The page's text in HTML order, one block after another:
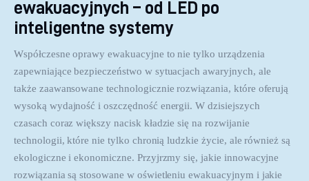
ewakuacyjnych – od LED po
inteligentne systemy
Współczesne oprawy ewakuacyjne to nie tylko urządzenia
zapewniające bezpieczeństwo w sytuacjach awaryjnych, ale
także zaawansowane technologicznie rozwiązania, które oferują
wysoką wydajność i oszczędność energii. W dzisiejszych
czasach coraz większy nacisk kładzie się na rozwijanie
technologii, które nie tylko chronią ludzkie życie, ale również są
ekologiczne i ekonomiczne. Przyjrzmy się, jakie innowacyjne
rozwiązania są stosowane w oświetleniu ewakuacyjnym i jakie